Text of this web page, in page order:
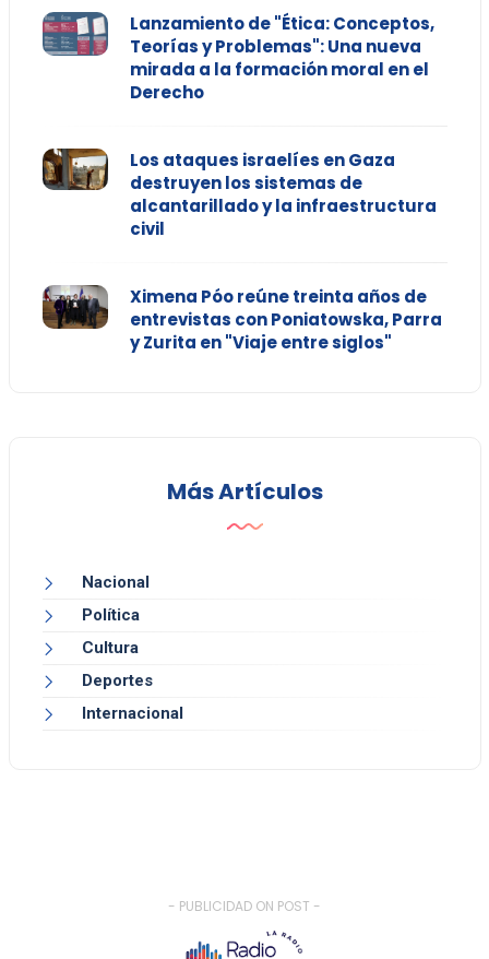
Lanzamiento de "Ética: Conceptos,
Teorías y Problemas": Una nueva
mirada a la formación moral en el
Derecho
Los ataques israelíes en Gaza
destruyen los sistemas de
alcantarillado y la infraestructura
civil
Ximena Póo reúne treinta años de
entrevistas con Poniatowska, Parra
y Zurita en "Viaje entre siglos"
Más Artículos
Nacional
Política
Cultura
Deportes
Internacional
- PUBLICIDAD ON POST -